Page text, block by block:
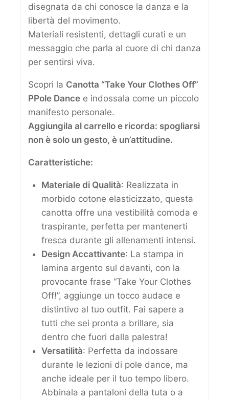
disegnata da chi conosce la danza e la
libertà del movimento.
Materiali resistenti, dettagli curati e un
messaggio che parla al cuore di chi danza
per sentirsi viva.
Scopri la Canotta “Take Your Clothes Off”
PPole Dance e indossala come un piccolo
manifesto personale.
Aggiungila al carrello e ricorda: spogliarsi
non è solo un gesto, è un’attitudine.
Caratteristiche:
Materiale di Qualità: Realizzata in
morbido cotone elasticizzato, questa
canotta offre una vestibilità comoda e
traspirante, perfetta per mantenerti
fresca durante gli allenamenti intensi.
Design Accattivante: La stampa in
lamina argento sul davanti, con la
provocante frase “Take Your Clothes
Off!”, aggiunge un tocco audace e
distintivo al tuo outfit. Fai sapere a
tutti che sei pronta a brillare, sia
dentro che fuori dalla palestra!
Versatilità: Perfetta da indossare
durante le lezioni di pole dance, ma
anche ideale per il tuo tempo libero.
Abbinala a pantaloni della tuta o a